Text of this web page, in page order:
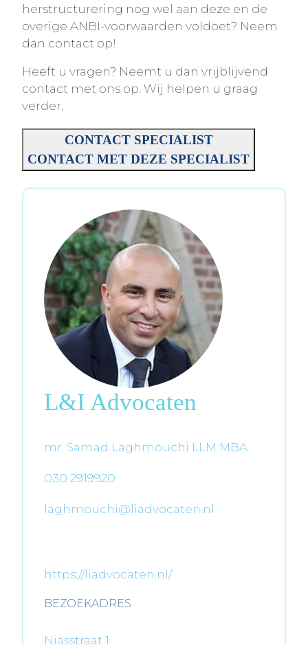
herstructurering nog wel aan deze en de
overige ANBI-voorwaarden voldoet? Neem
dan contact op!
Heeft u vragen? Neemt u dan vrijblijvend
contact met ons op. Wij helpen u graag
verder.
CONTACT SPECIALIST
CONTACT MET DEZE SPECIALIST
L&I Advocaten
mr. Samad Laghmouchi LLM MBA
030 2919920
laghmouchi@liadvocaten.nl
https://liadvocaten.nl/
BEZOEKADRES
Niasstraat 1